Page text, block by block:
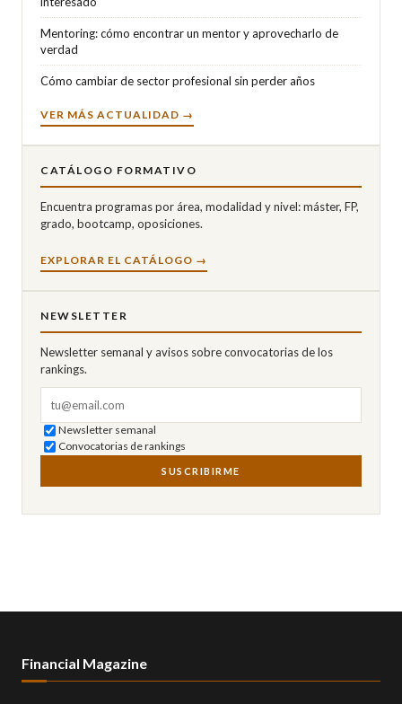
Mentoring: cómo encontrar un mentor y aprovecharlo de
verdad
Cómo cambiar de sector profesional sin perder años
VER MÁS ACTUALIDAD →
CATÁLOGO FORMATIVO
Encuentra programas por área, modalidad y nivel: máster, FP,
grado, bootcamp, oposiciones.
EXPLORAR EL CATÁLOGO →
NEWSLETTER
Newsletter semanal y avisos sobre convocatorias de los
rankings.
Newsletter semanal
Convocatorias de rankings
SUSCRIBIRME
Financial Magazine